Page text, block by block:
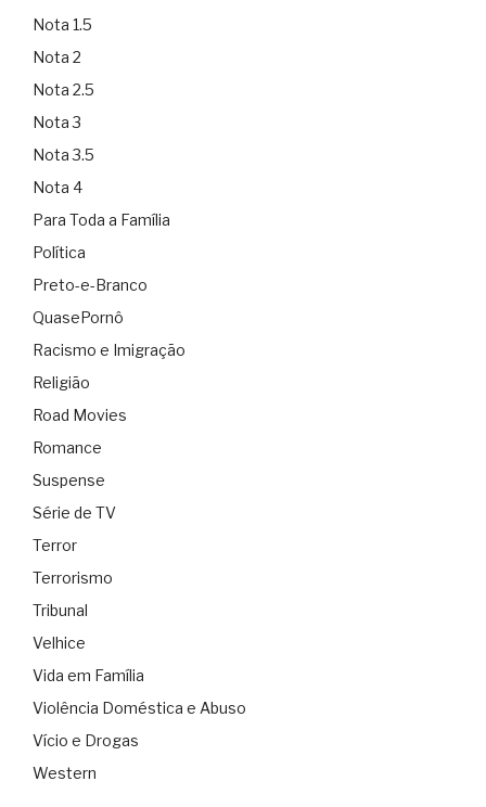
Nota 1.5
Nota 2
Nota 2.5
Nota 3
Nota 3.5
Nota 4
Para Toda a Família
Política
Preto-e-Branco
QuasePornô
Racismo e Imigração
Religião
Road Movies
Romance
Suspense
Série de TV
Terror
Terrorismo
Tribunal
Velhice
Vida em Família
Violência Doméstica e Abuso
Vício e Drogas
Western